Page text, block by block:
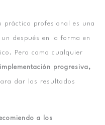
práctica profesional es una
después en la forma en
Pero como cualquier
implementación progresiva,
dar los resultados
a los